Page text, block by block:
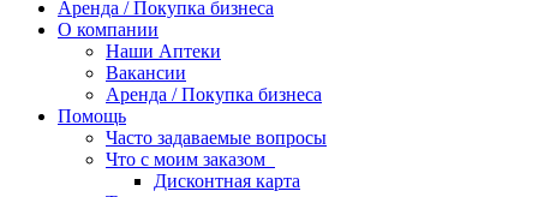
Аренда / Покупка бизнеса
О компании
Наши Аптеки
Вакансии
Аренда / Покупка бизнеса
Помощь
Часто задаваемые вопросы
Что с моим заказом
Дисконтная карта